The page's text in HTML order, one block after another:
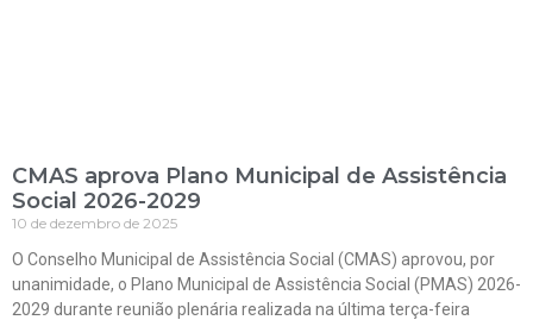
CMAS aprova Plano Municipal de Assistência
Social 2026-2029
10 de dezembro de 2025
O Conselho Municipal de Assistência Social (CMAS) aprovou, por
unanimidade, o Plano Municipal de Assistência Social (PMAS) 2026-
2029 durante reunião plenária realizada na última terça-feira